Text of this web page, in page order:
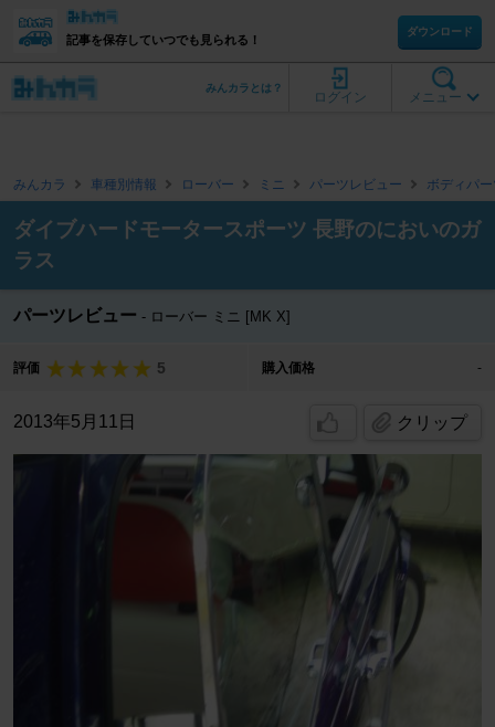
記事を保存していつでも見られる！
ダウンロード
メニュー
ログイン
みんカラとは？
みんカラ 車種別情報 ローバー ミニ パーツレビュー ボディパ
ダイブハードモータースポーツ 長野のにおいのガ
ラス
パーツレビュー ローバー ミニ [MK X]
評価 5 購入価格 -
2013年5月11日 クリップ